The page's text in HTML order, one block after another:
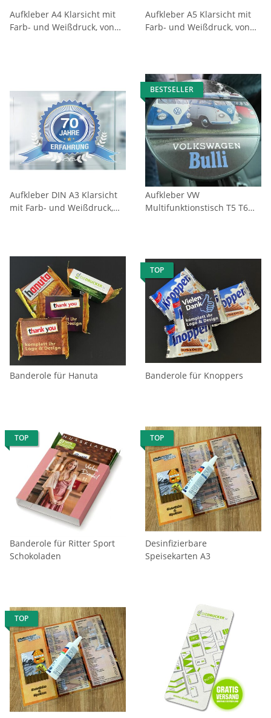
Aufkleber A4 Klarsicht mit
Farb- und Weißdruck, von
Aufkleber A5 Klarsicht mit
Farb- und Weißdruck, von
Aufkleber DIN A3 Klarsicht
mit Farb- und Weißdruck,
BESTSELLER
Aufkleber VW
Multifunktionstisch T5 T6
Banderole für Hanuta
TOP
Banderole für Knoppers
TOP
Banderole für Ritter Sport
Schokoladen
TOP
Desinfizierbare
Speisekarten A3
TOP